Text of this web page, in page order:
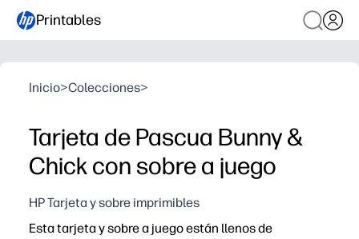
Printables
Inicio>Colecciones>
Tarjeta de Pascua Bunny &
Chick con sobre a juego
HP Tarjeta y sobre imprimibles
Esta tarjeta y sobre a juego están llenos de